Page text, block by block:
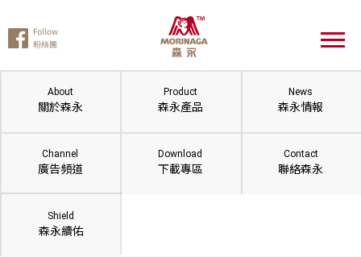
About
關於森永
Product
森永產品
News
森永情報
Channel
廣告頻道
Download
下載專區
Contact
聯絡森永
Shield
森永續佑